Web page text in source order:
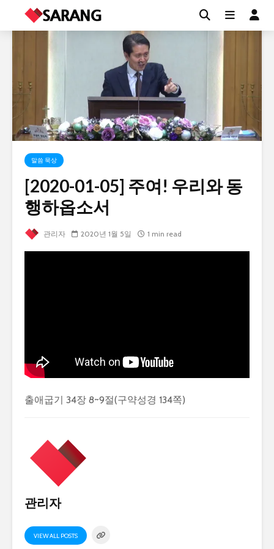
말씀 묵상
[2020-01-05] 주여! 우리와 동
행하옵소서
관리자 2020년 1월 5일 1 min read
출애굽기 34장 8~9절(구약성경 134쪽)
관리자
VIEW ALL POSTS